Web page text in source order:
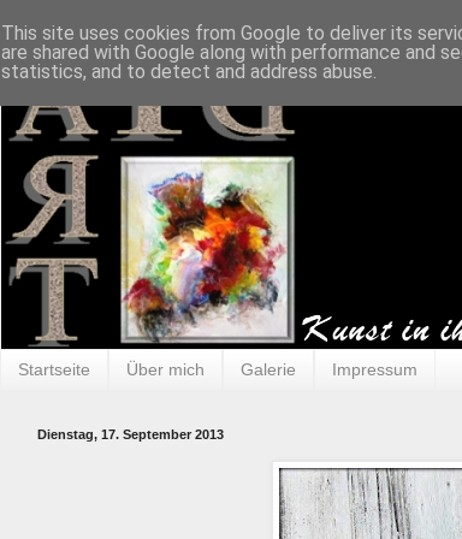
Startseite Über mich Galerie Impressum
Dienstag, 17. September 2013
This site uses cookies from Google to deliver its
are shared with Google along with performance and
statistics, and to detect and address abuse.